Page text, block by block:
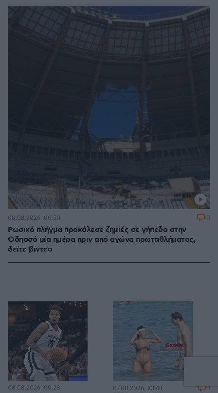
Ρωσικό πλήγμα προκάλεσε ζημιές σε γήπεδο στην
Οδησσό μία ημέρα πριν από αγώνα πρωταθλήματος,
δείτε βίντεο
08.08.2026, 00:50 3
08.08.2026, 00:28 07.08.2026, 23:43 1